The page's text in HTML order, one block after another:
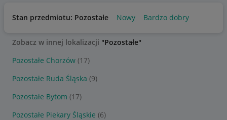
Stan przedmiotu: Pozostałe Nowy Bardzo dobry
Zobacz w innej lokalizacji "Pozostałe"
Pozostałe Chorzów (17)
Pozostałe Ruda Śląska (9)
Pozostałe Bytom (17)
Pozostałe Piekary Śląskie (6)